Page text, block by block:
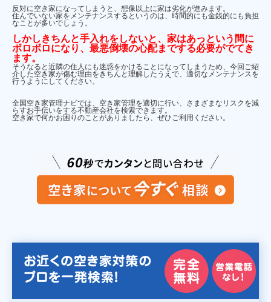
反対に空き家になってしまうと、想像以上に家は劣化が進みます。
住んでいない家をメンテナンスするというのは、時間的にも金銭的にも負担
なことが多いでしょう。
しかしきちんと手入れをしないと、家はあっという間に
ボロボロになり、最悪倒壊の心配までする必要がでてき
ます。
そうなると近隣の住人にも迷惑をかけることになってしまうため、今回ご紹
介した空き家が傷む理由をきちんと理解したうえで、適切なメンテナンスを
行うようにしてください。
全国空き家管理ナビでは、空き家管理を適切に行い、さまざまなリスクを減
らすお手伝いをする不動産会社を検索できます。
空き家で何かお困りのことがありましたら、ぜひご利用ください。